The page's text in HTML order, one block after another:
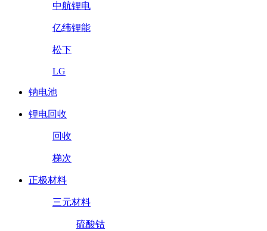
中航锂电
亿纬锂能
松下
LG
钠电池
锂电回收
回收
梯次
正极材料
三元材料
硫酸钴